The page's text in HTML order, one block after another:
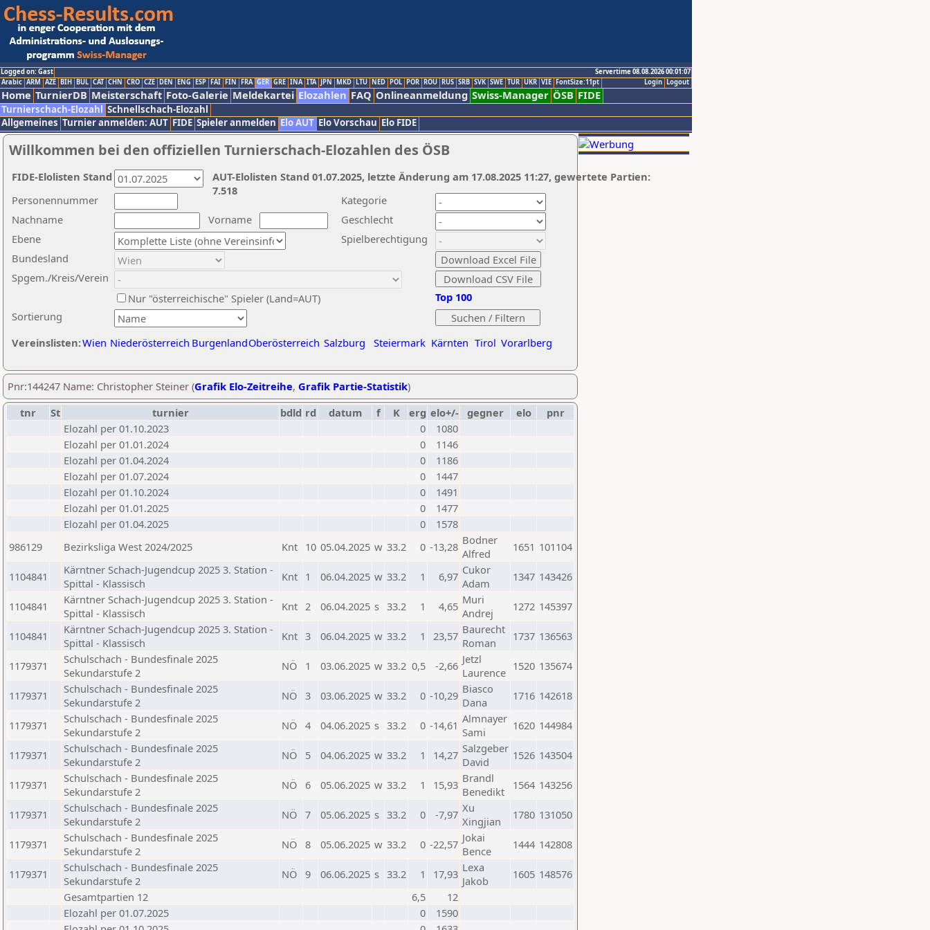
Logged on: Gast
Servertime 08.08.2026 00:01:07
Logout
Login
Arabic ARM AZE BIH BUL CAT CHN CRO CZE DEN ENG ESP FAI FIN FRA GER GRE INA ITA JPN MKD LTU NED POL POR ROU RUS SRB SVK SWE TUR UKR VIE FontSize:11pt
Home TurnierDB Meisterschaft Foto-Galerie Meldekartei Elozahlen FAQ Onlineanmeldung Swiss-Manager ÖSB FIDE
Turnierschach-Elozahl Schnellschach-Elozahl
Allgemeines Turnier anmelden: AUT FIDE Spieler anmelden Elo AUT Elo Vorschau Elo FIDE
Willkommen bei den offiziellen Turnierschach-Elozahlen des ÖSB
Nachname
Vorname
Ebene
Kategorie
Sortierung
Personennummer
Bundesland
Spgem./Kreis/Verein
Geschlecht
Nur "österreichische" Spieler (Land=AUT)
Spielberechtigung
Vereinslisten:Wien Niederösterreich BurgenlandOberösterreich Salzburg Steiermark Kärnten Tirol Vorarlberg
Top 100
AUT-Elolisten Stand 01.07.2025, letzte Änderung am 17.08.2025 11:27, gewertete Partien:
7.518
FIDE-Elolisten Stand
Pnr:144247 Name: Christopher Steiner (Grafik Elo-Zeitreihe, Grafik Partie-Statistik)
tnr
St turnier bdld rd datum f K erg elo+/- gegner elo
pnr
Elozahl per 01.10.2023
0
1080
Elozahl per 01.01.2024
0
1146
Elozahl per 01.04.2024
0
1186
Elozahl per 01.07.2024
0
1447
Elozahl per 01.10.2024
0
1491
Elozahl per 01.01.2025
0
1477
Elozahl per 01.04.2025
0
1578
986129
Bezirksliga West 2024/2025 Knt 10 05.04.2025 w 33.2 0 -13,28 Bodner
Alfred
1651 101104
1104841
Kärntner Schach-Jugendcup 2025 3. Station -
Spittal - Klassisch
Knt 1 06.04.2025 w 33.2 1 6,97 Cukor
Adam
1347 143426
1104841
Kärntner Schach-Jugendcup 2025 3. Station -
Spittal - Klassisch
Knt 2 06.04.2025 s 33.2 1 4,65 Muri
Andrej
1272 145397
1104841
Kärntner Schach-Jugendcup 2025 3. Station -
Spittal - Klassisch
Knt 3 06.04.2025 w 33.2 1 23,57 Baurecht
Roman
1737 136563
1179371
Schulschach - Bundesfinale 2025
Sekundarstufe 2
NÖ 1 03.06.2025 w 33.2 0,5 -2,66 Jetzl
Laurence 1520 135674
1179371
Schulschach - Bundesfinale 2025
Sekundarstufe 2
NÖ 3 03.06.2025 w 33.2 0 -10,29 Biasco
Dana
1716 142618
1179371
Schulschach - Bundesfinale 2025
Sekundarstufe 2
NÖ 4 04.06.2025 s 33.2 0 -14,61 Almnayer
Sami
1620 144984
1179371
Schulschach - Bundesfinale 2025
Sekundarstufe 2
NÖ 5 04.06.2025 w 33.2 1 14,27 Salzgeber
David
1526 143504
1179371
Schulschach - Bundesfinale 2025
Sekundarstufe 2
NÖ 6 05.06.2025 w 33.2 1 15,93 Brandl
Benedikt
1564 143256
1179371
Schulschach - Bundesfinale 2025
Sekundarstufe 2
NÖ 7 05.06.2025 s 33.2 0 -7,97 Xu
Xingjian
1780 131050
1179371
Schulschach - Bundesfinale 2025
Sekundarstufe 2
NÖ 8 05.06.2025 w 33.2 0 -22,57 Jokai
Bence
1444 142808
1179371
Schulschach - Bundesfinale 2025
Sekundarstufe 2
NÖ 9 06.06.2025 s 33.2 1 17,93 Lexa
Jakob
1605 148576
Gesamtpartien 12
6,5
12
Elozahl per 01.07.2025
0
1590